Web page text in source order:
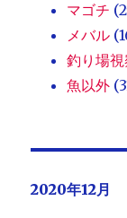
マゴチ
メバル
釣り場視
魚以外
2020年12月